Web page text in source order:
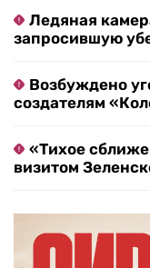
Ледяная
запросившую
Возбуждено
создателям
«Тихое
визитом